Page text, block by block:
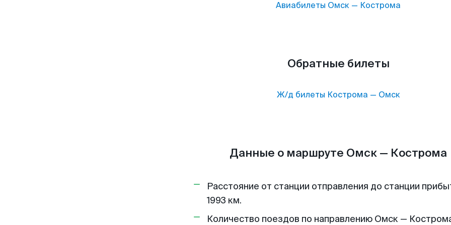
Авиабилеты Омск — Кострома
Обратные билеты
Ж/д билеты Кострома — Омск
Данные о маршруте Омск — Кострома
Расстояние от станции отправления до станции
1993 км.
Количество поездов по направлению Омск — Кострома